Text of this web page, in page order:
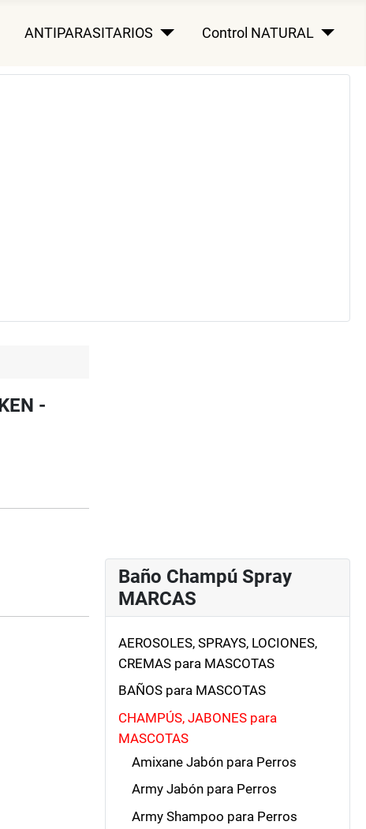
ANTIPARASITARIOS Control NATURAL
-
Baño Champú Spray
MARCAS
AEROSOLES, SPRAYS, LOCIONES,
CREMAS para MASCOTAS
BAÑOS para MASCOTAS
CHAMPÚS, JABONES para
MASCOTAS
Amixane Jabón para Perros
Army Jabón para Perros
Army Shampoo para Perros